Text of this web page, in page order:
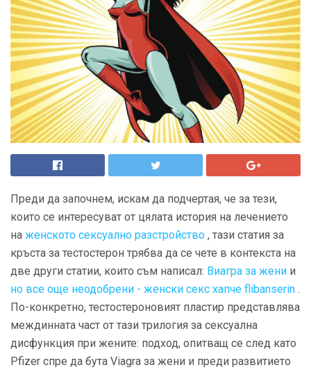
Преди да започнем, искам да подчертая, че за тези,
които се интересуват от цялата история на лечението
на женското сексуално разстройство , тази статия за
кръста за тестостерон трябва да се чете в контекста на
две други статии, които съм написал: Виагра за жени и
но все още неодобрени - женски секс хапче flibanserin .
По-конкретно, тестостероновият пластир представлява
междинната част от тази трилогия за сексуална
дисфункция при жените: подход, опитващ се след като
Pfizer спре да бута Viagra за жени и преди развитието